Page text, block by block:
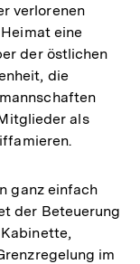
verlorenen
eine
der östlichen
die
als
ganz einfach
der Beteuerung
im